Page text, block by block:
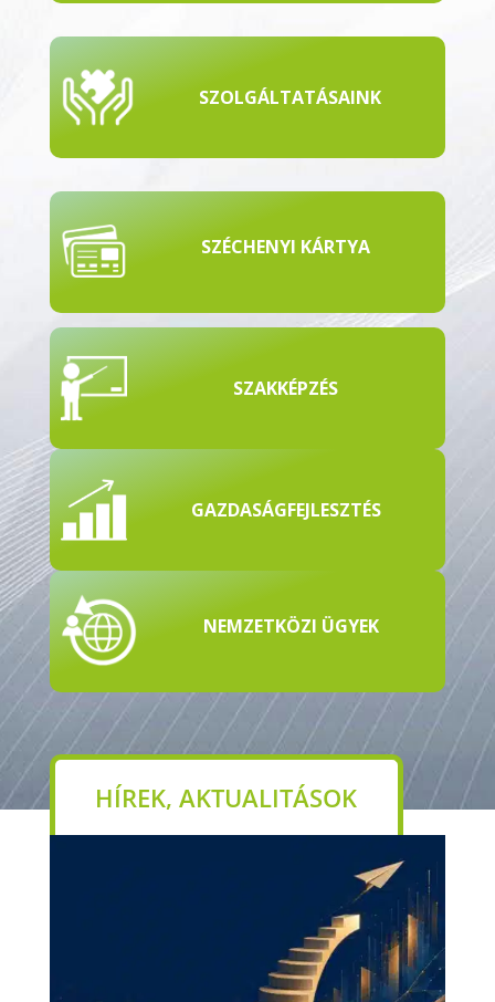
SZOLGÁLTATÁSAINK
SZÉCHENYI KÁRTYA
SZAKKÉPZÉS
GAZDASÁGFEJLESZTÉS
NEMZETKÖZI ÜGYEK
HÍREK, AKTUALITÁSOK